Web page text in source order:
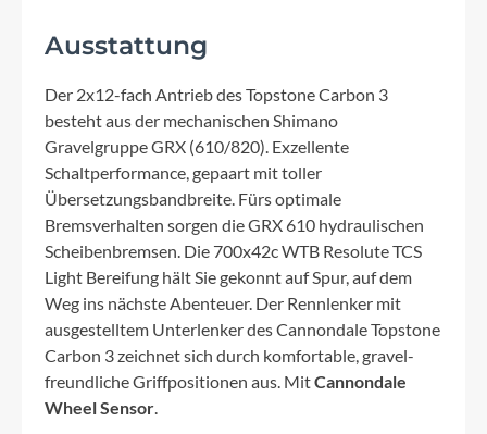
Ausstattung
Der 2x12-fach Antrieb des Topstone Carbon 3
besteht aus der mechanischen Shimano
Gravelgruppe GRX (610/820). Exzellente
Schaltperformance, gepaart mit toller
Übersetzungsbandbreite. Fürs optimale
Bremsverhalten sorgen die GRX 610 hydraulischen
Scheibenbremsen. Die 700x42c WTB Resolute TCS
Light Bereifung hält Sie gekonnt auf Spur, auf dem
Weg ins nächste Abenteuer. Der Rennlenker mit
ausgestelltem Unterlenker des Cannondale Topstone
Carbon 3 zeichnet sich durch komfortable, gravel-
freundliche Griffpositionen aus. MitCannondale
Wheel Sensor.